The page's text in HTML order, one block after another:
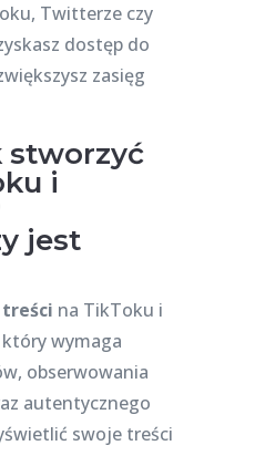
Twitterze czy
dostęp do
zasięg
stworzyć
i
jest
na TikToku i
wymaga
obserwowania
autentycznego
swoje treści